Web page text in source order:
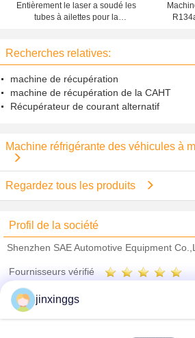
Entièrement le laser a soudé les
tubes à ailettes pour la
condensation
Recherches relatives:
machine de récupération
machine de récupération de la CAHT
Récupérateur de courant alternatif
Machine réfrigérante des véhicules à
Regardez tous les produits
Profil de la société
Shenzhen SAE Automotive Equipment
Fournisseurs vérifié
Trust Seal
jinxinggs